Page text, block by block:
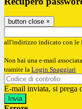
button close ×
all'indirizzo indicato con le
Non hai una e-mail
tramite la Login Spaggiari
E-mail inviata, si prega